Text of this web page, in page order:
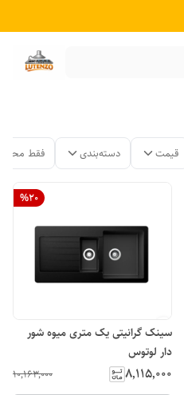
قیمت دسته‌بندی فقط
%20
سینک گرانیتی یک متری میوه شور
دار لوتوس
۸٬۱۱۵٬۰۰۰ ۱۰٬۱۶۳٬۰۰۰